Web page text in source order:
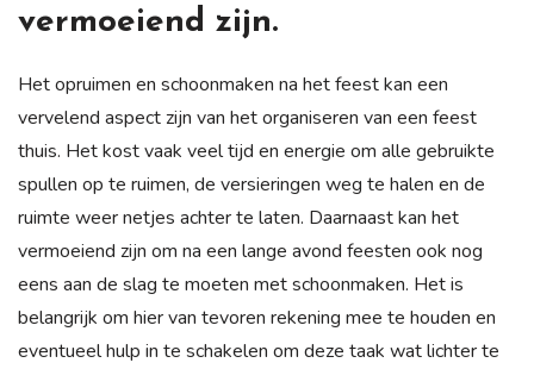
vermoeiend zijn.
Het opruimen en schoonmaken na het feest kan een
vervelend aspect zijn van het organiseren van een feest
thuis. Het kost vaak veel tijd en energie om alle gebruikte
spullen op te ruimen, de versieringen weg te halen en de
ruimte weer netjes achter te laten. Daarnaast kan het
vermoeiend zijn om na een lange avond feesten ook nog
eens aan de slag te moeten met schoonmaken. Het is
belangrijk om hier van tevoren rekening mee te houden en
eventueel hulp in te schakelen om deze taak wat lichter te